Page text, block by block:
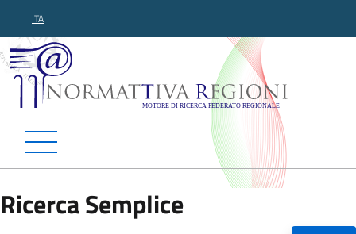
ITA
Normattiva Regioni -
Ricerca Semplice